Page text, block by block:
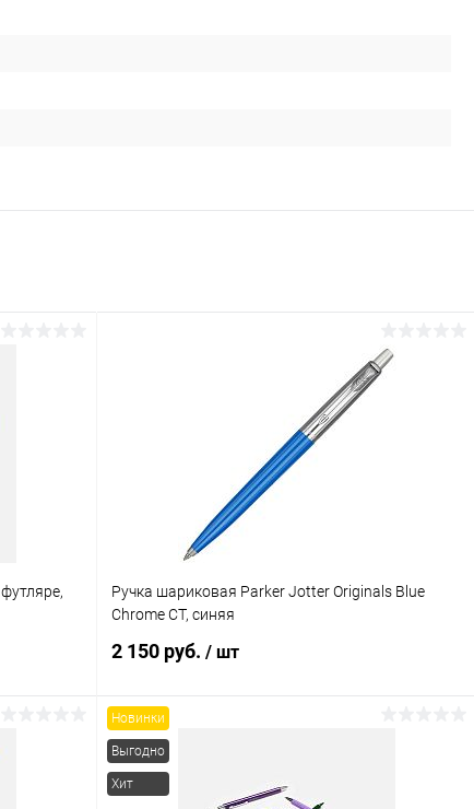
Ручка шариковая Parker Jotter Originals Blue
Chrome CT, синяя
2 150 руб. / шт
Купить в 1 клик
Новинки
Выгодно
Хит